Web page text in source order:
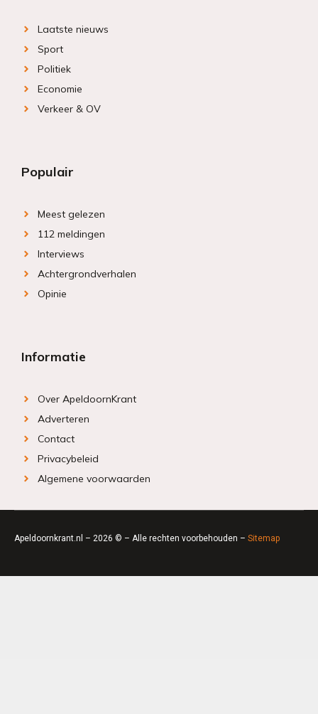
Laatste nieuws
Sport
Politiek
Economie
Verkeer & OV
Populair
Meest gelezen
112 meldingen
Interviews
Achtergrondverhalen
Opinie
Informatie
Over ApeldoornKrant
Adverteren
Contact
Privacybeleid
Algemene voorwaarden
Apeldoornkrant.nl – 2026 © – Alle rechten voorbehouden – Sitemap